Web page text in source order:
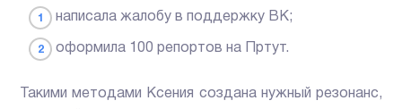
написала жалобу в поддержку ВК;
оформила 100 репортов на Пртут.
Такими методами Ксения создана нужный резонанс,